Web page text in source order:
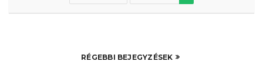
RÉGEBBI BEJEGYZÉSEK